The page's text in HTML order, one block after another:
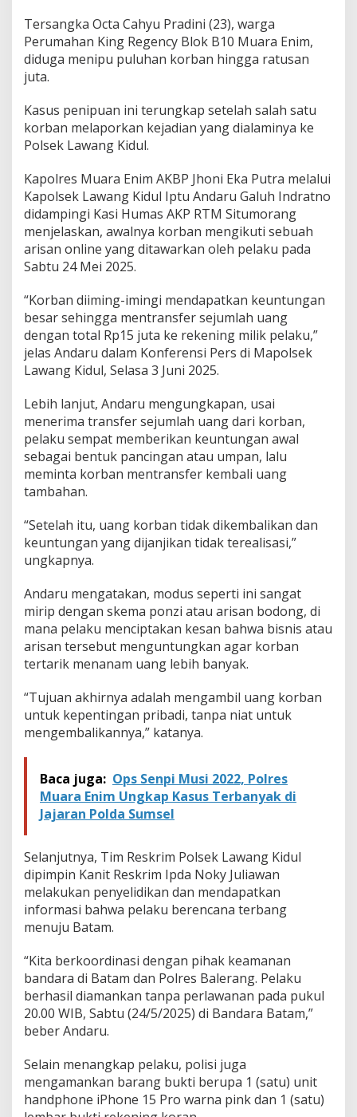
i
T
i
P
u
l
a
n
K
o
r
b
i
n
g
g
a
R
t
u
s
a
n
J
a
Tersangka Octa Cahyu Pradini (23), warga
Perumahan King Regency Blok B10 Muara Enim,
diduga menipu puluhan korban hingga ratusan
juta.
Kasus penipuan ini terungkap setelah salah satu
korban melaporkan kejadian yang dialaminya ke
Polsek Lawang Kidul.
Kapolres Muara Enim AKBP Jhoni Eka Putra melalui
Kapolsek Lawang Kidul Iptu Andaru Galuh Indratno
didampingi Kasi Humas AKP RTM Situmorang
menjelaskan, awalnya korban mengikuti sebuah
arisan online yang ditawarkan oleh pelaku pada
Sabtu 24 Mei 2025.
“Korban diiming-imingi mendapatkan keuntungan
besar sehingga mentransfer sejumlah uang
dengan total Rp15 juta ke rekening milik pelaku,”
jelas Andaru dalam Konferensi Pers di Mapolsek
Lawang Kidul, Selasa 3 Juni 2025.
Lebih lanjut, Andaru mengungkapan, usai
menerima transfer sejumlah uang dari korban,
pelaku sempat memberikan keuntungan awal
sebagai bentuk pancingan atau umpan, lalu
meminta korban mentransfer kembali uang
tambahan.
“Setelah itu, uang korban tidak dikembalikan dan
keuntungan yang dijanjikan tidak terealisasi,”
ungkapnya.
Andaru mengatakan, modus seperti ini sangat
mirip dengan skema ponzi atau arisan bodong, di
mana pelaku menciptakan kesan bahwa bisnis atau
arisan tersebut menguntungkan agar korban
tertarik menanam uang lebih banyak.
“Tujuan akhirnya adalah mengambil uang korban
untuk kepentingan pribadi, tanpa niat untuk
mengembalikannya,” katanya.
Baca juga: Ops Senpi Musi 2022, Polres
Muara Enim Ungkap Kasus Terbanyak di
Jajaran Polda Sumsel
Selanjutnya, Tim Reskrim Polsek Lawang Kidul
dipimpin Kanit Reskrim Ipda Noky Juliawan
melakukan penyelidikan dan mendapatkan
informasi bahwa pelaku berencana terbang
menuju Batam.
“Kita berkoordinasi dengan pihak keamanan
bandara di Batam dan Polres Balerang. Pelaku
berhasil diamankan tanpa perlawanan pada pukul
20.00 WIB, Sabtu (24/5/2025) di Bandara Batam,”
beber Andaru.
Selain menangkap pelaku, polisi juga
mengamankan barang bukti berupa 1 (satu) unit
handphone iPhone 15 Pro warna pink dan 1 (satu)